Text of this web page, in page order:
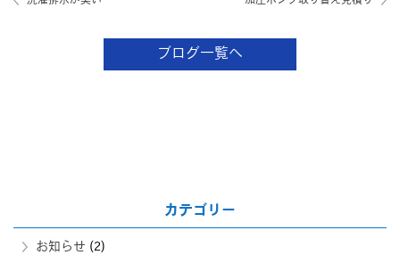
ブログ一覧へ
カテゴリー
お知らせ (2)